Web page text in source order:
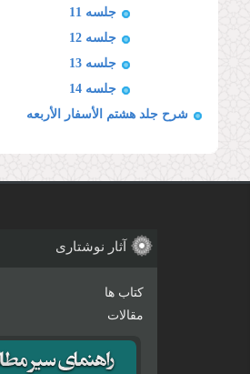
جلسه 11
جلسه 12
جلسه 13
جلسه 14
شرح جلد هشتم الأسفار الأربعه
آثار نوشتاری
کتاب ها
مقالات